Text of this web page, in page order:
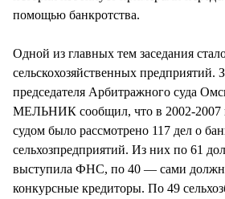
помощью банкротства.
Одной из главных тем заседания
сельскохозяйственных предприятий.
председателя Арбитражного суда
МЕЛЬНИК сообщил, что в 2002-2007
судом было рассмотрено 117 дел о
сельхозпредприятий. Из них по 61
выступила ФНС, по 40 — сами
конкурсные кредиторы. По 49